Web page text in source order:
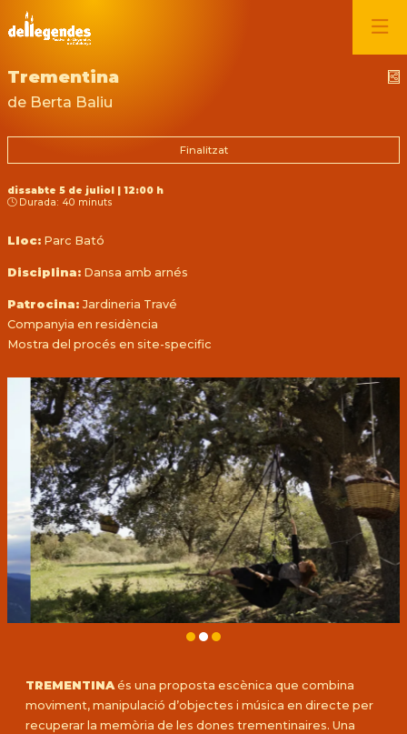
Trementina
de Berta Baliu
Finalitzat
dissabte 5 de juliol | 12:00 h
Durada: 40 minuts
Lloc: Parc Bató
Disciplina: Dansa amb arnés
Patrocina: Jardineria Travé
Companyia en residència
Mostra del procés en site-specific
TREMENTINAés una proposta escènica que combina
moviment, manipulació d’objectes i música en directe per
recuperar la memòria de les dones trementinaires. Una